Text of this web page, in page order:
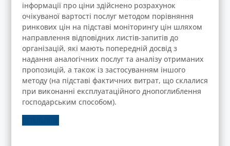
інформації про ціни здійснено розрахунок
очікуваної вартості послуг методом порівняння
ринкових цін на підставі моніторингу цін шляхом
направлення відповідних листів-запитів до
організацій, які мають попередній досвід з
надання аналогічних послуг та аналізу отриманих
пропозицій, а також із застосуванням іншого
методу (на підставі фактичних витрат, що склалися
при виконанні експлуатаційного днопоглиблення
господарським способом).